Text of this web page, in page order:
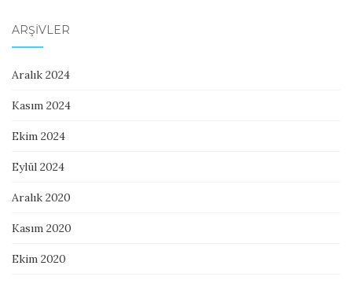
ARŞIVLER
Aralık 2024
Kasım 2024
Ekim 2024
Eylül 2024
Aralık 2020
Kasım 2020
Ekim 2020